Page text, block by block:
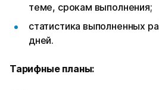
теме, срокам выполнения;
статистика выполненных
дней.
Тарифные планы: